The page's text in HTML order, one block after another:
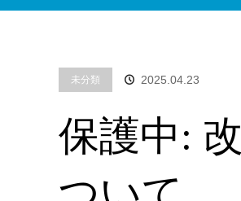
未分類 2025.04.23
保護中: